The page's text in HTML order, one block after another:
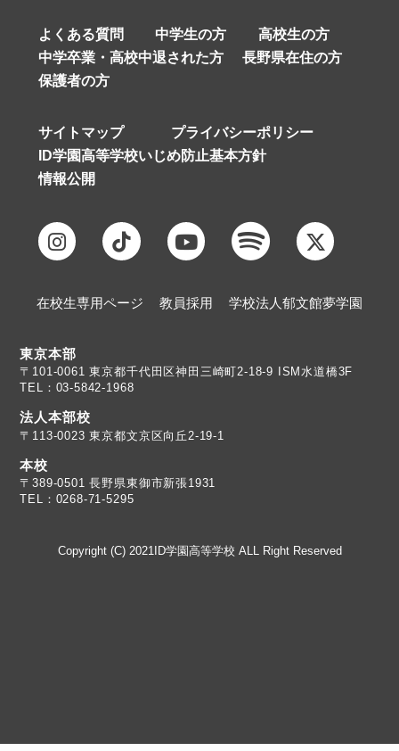
よくある質問 中学生の方
高校生の方
中学卒業・高校中退された方
長野県在住の方
保護者の方
サイトマップ
プライバシーポリシー
ID学園高等学校いじめ防止基本方針
情報公開
在校生専用ページ 教員採用 学校法人郁文館夢学園
東京本部
TEL：03-5842-1968
法人本部校
〒113-0023 東京都文京区向丘2-19-1
本校
TEL：0268-71-5295
Copyright (C) 2021ID学園高等学校 ALL Right Reserved